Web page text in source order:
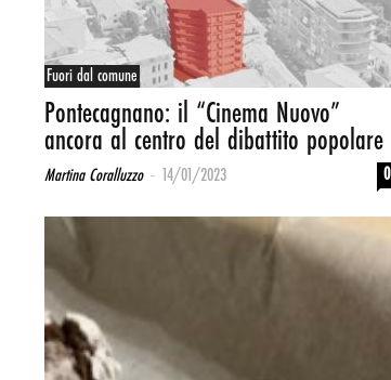
Fuori dal comune
Pontecagnano: il “Cinema Nuovo”
ancora al centro del dibattito popolare
Martina Coralluzzo - 14/01/2023 0